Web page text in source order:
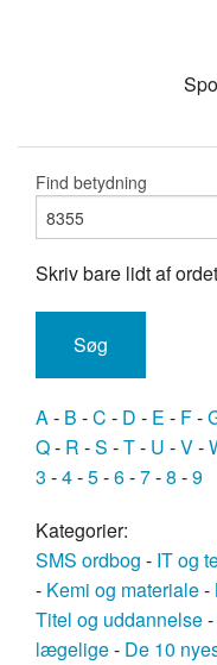
Find betydning
Skriv bare lidt af ordet
A- B -C - D - E - F-
Q- R -S -T- U -V-
3 -4-5-6-7-8 -9
Kategorier:
SMS ordbog - IT og
- Kemi og materiale-
Titel og uddannelse-
lægelige- De 10